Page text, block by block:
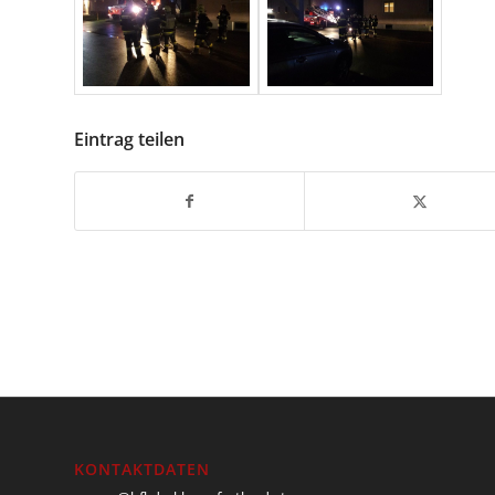
Eintrag teilen
KONTAKTDATEN